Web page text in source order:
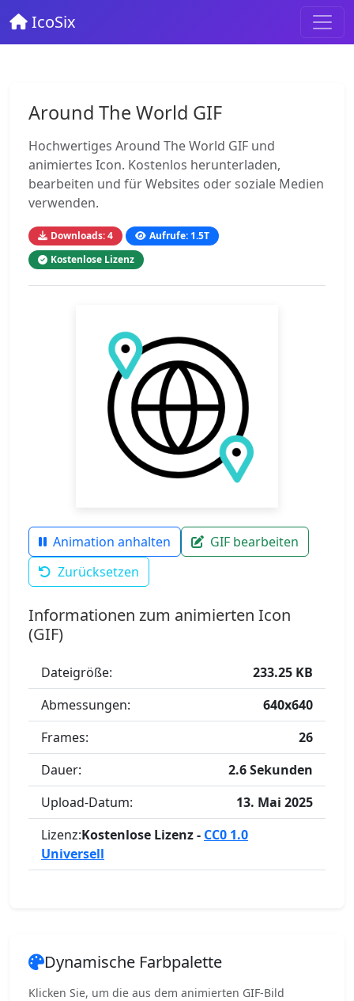
IcoSix
Around The World GIF
Hochwertiges Around The World GIF und
animiertes Icon. Kostenlos herunterladen,
bearbeiten und für Websites oder soziale Medien
verwenden.
Downloads: 4
Aufrufe: 1.5T
Kostenlose Lizenz
Animation anhalten
GIF bearbeiten
Zurücksetzen
Informationen zum animierten Icon
(GIF)
Dateigröße:
233.25 KB
Abmessungen:
640x640
Frames:
26
Dauer:
2.6 Sekunden
Upload-Datum:
13. Mai 2025
Lizenz:Kostenlose Lizenz - CC0 1.0
Universell
Dynamische Farbpalette
Klicken Sie, um die aus dem animierten GIF-Bild